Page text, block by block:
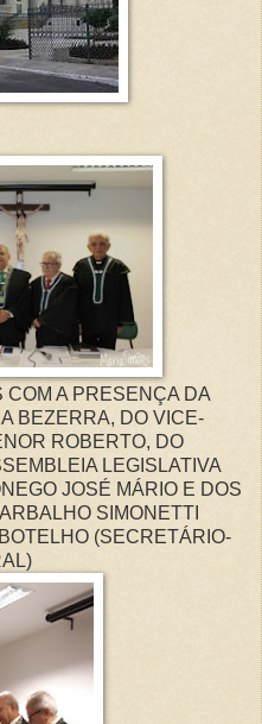
COM A PRESENÇA DA
BEZERRA, DO VICE-
ROBERTO, DO
LEGISLATIVA
JOSÉ MÁRIO E DOS
SIMONETTI
(SECRETÁRIO-